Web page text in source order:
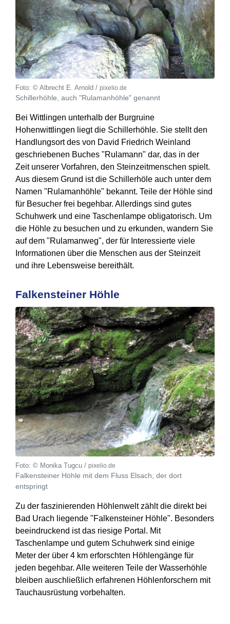
© Albrecht E. Arnold / pixelio.de
Schillerhöhle, auch "Rulamanhöhle" genannt
Bei Wittlingen unterhalb der Burgruine
Hohenwittlingen liegt die Schillerhöhle. Sie stellt den
Handlungsort des von David Friedrich Weinland
geschriebenen Buches "Rulamann" dar, das in der
Zeit unserer Vorfahren, den Steinzeitmenschen spielt.
Aus diesem Grund ist die Schillerhöle auch unter dem
Namen "Rulamanhöhle" bekannt. Teile der Höhle sind
für Besucher frei begehbar. Allerdings sind gutes
Schuhwerk und eine Taschenlampe obligatorisch. Um
die Höhle zu besuchen und zu erkunden, wandern Sie
auf dem "Rulamanweg", der für Interessierte viele
Informationen über die Menschen aus der Steinzeit
und ihre Lebensweise bereithält.
Falkensteiner Höhle
© Monika Tugcu / pixelio.de
Falkensteiner Höhle mit dem Fluss Elsach, der dort
entspringt
Zu der faszinierenden Höhlenwelt zählt die direkt bei
Bad Urach liegende "Falkensteiner Höhle". Besonders
beeindruckend ist das riesige Portal. Mit
Taschenlampe und gutem Schuhwerk sind einige
Meter der über 4 km erforschten Höhlengänge für
jeden begehbar. Alle weiteren Teile der Wasserhöhle
bleiben auschließlich erfahrenen Höhlenforschern mit
Tauchausrüstung vorbehalten.